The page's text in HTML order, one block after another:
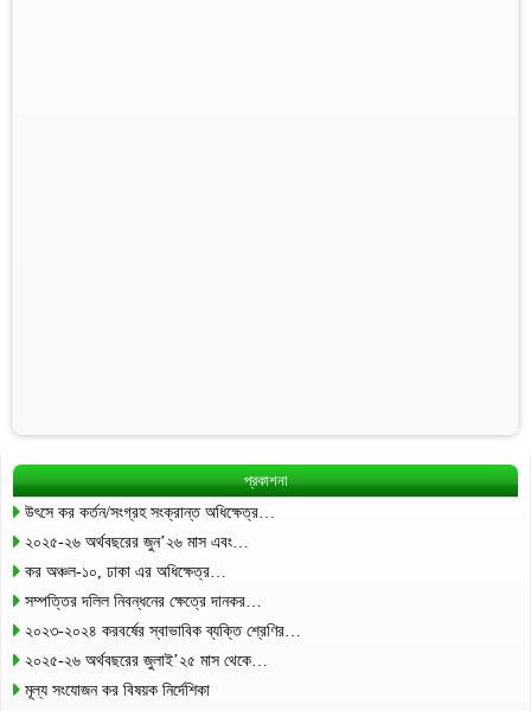
প্রকাশনা
উৎসে কর কর্তন/সংগ্রহ সংক্রান্ত অধিক্ষেত্র…
২০২৫-২৬ অর্থবছরের জুন’২৬ মাস এবং…
কর অঞ্চল-১০, ঢাকা এর অধিক্ষেত্র…
সম্পত্তির দলিল নিবন্ধনের ক্ষেত্রে দানকর…
২০২৩-২০২৪ করবর্ষের স্বাভাবিক ব্যক্তি শ্রেণির…
২০২৫-২৬ অর্থবছরের জুলাই’২৫ মাস থেকে…
মূল্য সংযোজন কর বিষয়ক নির্দেশিকা